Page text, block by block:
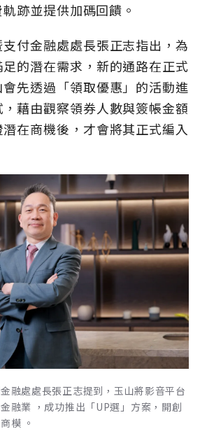
跡並提供加碼回饋。
付金融處處長張正志指出，為
的潛在需求，新的通路在正式
先透過「領取優惠」的活動進
藉由觀察領券人數與簽帳金額
在商機後，才會將其正式編入
融處處長張正志提到，玉山將影音平台
融業 ，成功推出「UP選」方案，開創
模 。